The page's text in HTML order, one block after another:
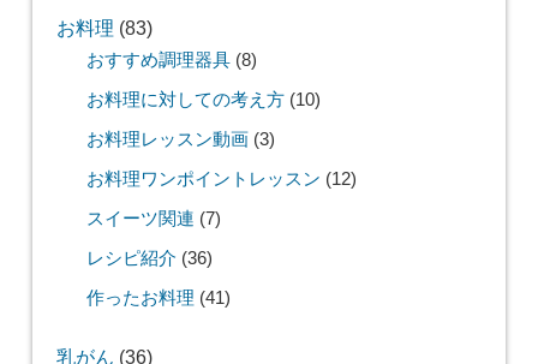
お料理 (83)
おすすめ調理器具(8)
お料理に対しての考え方(10)
お料理レッスン動画(3)
お料理ワンポイントレッスン (12)
スイーツ関連 (7)
レシピ紹介 (36)
作ったお料理 (41)
乳がん (36)